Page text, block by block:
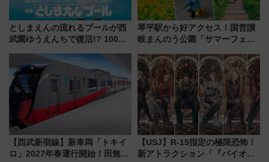
としまえんの流れるプールが西
武園ゆうえんちで復活!? 100周
イダー」に注目 2026年夏は所
沢へ遊びに行こう
琴平駅から好アクセス！国営讃
岐まんのう公園「サマーフェス
ブトムシに楽しいがいっぱい
【西武新宿線】新車両「トキイ
ロ」2027年春運行開始！田無・
【USJ】R-15指定の極限恐怖！
新アトラクション「『バイオハ